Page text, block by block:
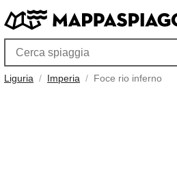
Liguria Imperia Foce rio inferno